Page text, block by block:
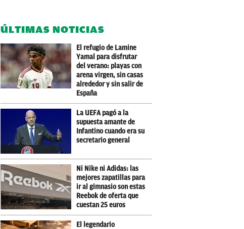
ÚLTIMAS NOTICIAS
El refugio de Lamine
Yamal para disfrutar
del verano: playas con
arena virgen, sin casas
alrededor y sin salir de
España
La UEFA pagó a la
supuesta amante de
Infantino cuando era su
secretario general
Ni Nike ni Adidas: las
mejores zapatillas para
ir al gimnasio son estas
Reebok de oferta que
cuestan 25 euros
El legendario